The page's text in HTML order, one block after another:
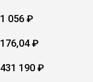
1 056 ₽
176,04 ₽
431 190 ₽